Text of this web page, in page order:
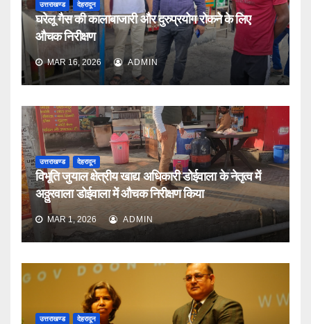
उत्तराखण्ड देहरादून
घरेलू गैस की कालाबाजारी और दुरुप्रयोग रोकने के लिए
औचक निरीक्षण
MAR 16, 2026 ADMIN
उत्तराखण्ड देहरादून
विभूति जुयाल क्षेत्रीय खाद्य अधिकारी डोईवाला के नेतृत्व में
अठ्ठुरवाला डोईवाला में औचक निरीक्षण किया
MAR 1, 2026 ADMIN
उत्तराखण्ड देहरादून